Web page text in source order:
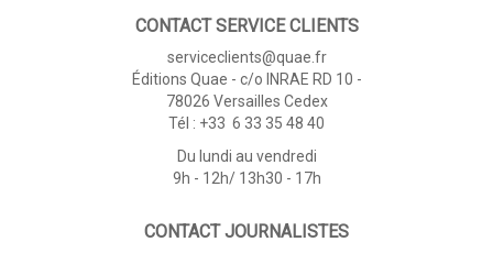
CONTACT SERVICE CLIENTS
serviceclients@quae.fr
Éditions Quae - c/o INRAE RD 10 -
78026 Versailles Cedex
Tél : +33 6 33 35 48 40
Du lundi au vendredi
9h - 12h/ 13h30 - 17h
CONTACT JOURNALISTES